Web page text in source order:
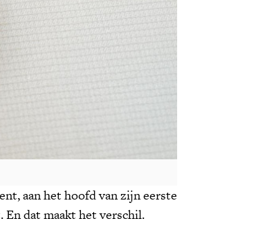
aan het hoofd van zijn eerste
En dat maakt het verschil.